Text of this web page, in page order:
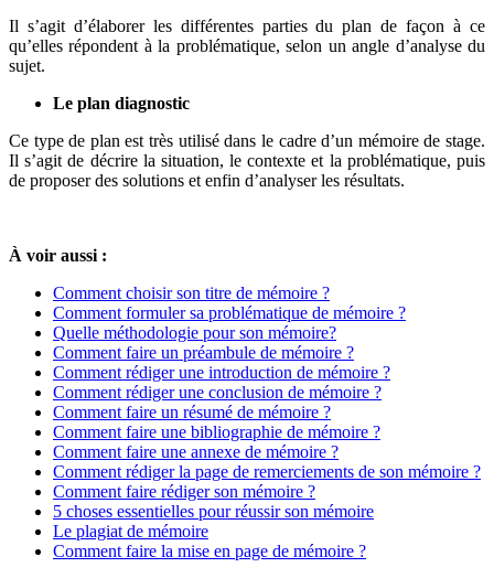
Il s’agit d’élaborer les différentes parties du plan de façon à ce
qu’elles répondent à la problématique, selon un angle d’analyse du
sujet.
Le plan diagnostic
Ce type de plan est très utilisé dans le cadre d’un mémoire de stage.
Il s’agit de décrire la situation, le contexte et la problématique, puis
de proposer des solutions et enfin d’analyser les résultats.
À voir aussi :
Comment choisir son titre de mémoire ?
Comment formuler sa problématique de mémoire ?
Quelle méthodologie pour son mémoire?
Comment faire un préambule de mémoire ?
Comment rédiger une introduction de mémoire ?
Comment rédiger une conclusion de mémoire ?
Comment faire un résumé de mémoire ?
Comment faire une bibliographie de mémoire ?
Comment faire une annexe de mémoire ?
Comment rédiger la page de remerciements de son mémoire ?
Comment faire rédiger son mémoire ?
5 choses essentielles pour réussir son mémoire
Le plagiat de mémoire
Comment faire la mise en page de mémoire ?